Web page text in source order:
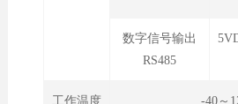
数字信号输出
RS485
工作温度 -40～